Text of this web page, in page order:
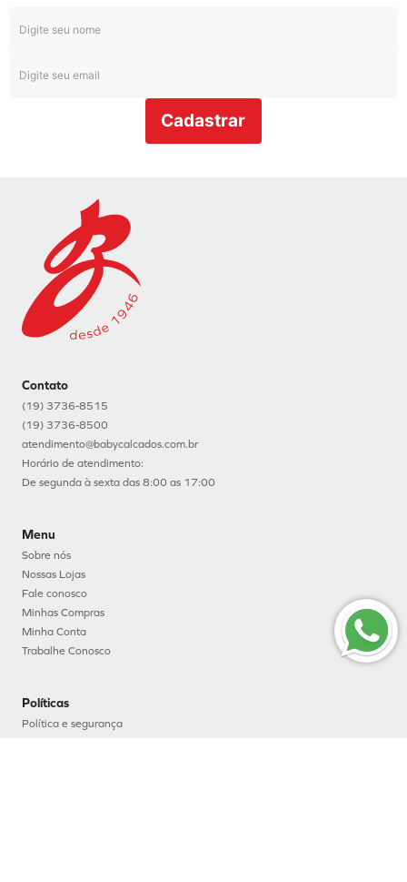
Cadastrar
Contato
(19) 3736-8515
(19) 3736-8500
atendimento@babycalcados.com.br
Horário de atendimento:
De segunda à sexta das 8:00 as 17:00
Menu
Sobre nós
Nossas Lojas
Fale conosco
Minhas Compras
Minha Conta
Trabalhe Conosco
Políticas
Política e segurança